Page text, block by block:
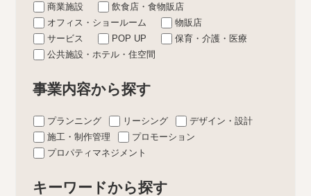
商業施設
飲食店・食物販店
オフィス・ショールーム
物販店
サービス
POP UP
保育・介護・医療
公共施設・ホテル・住空間
事業内容から探す
プランニング リーシング
デザイン・設計
施工・制作管理
プロモーション
プロパティマネジメント
キーワードから探す